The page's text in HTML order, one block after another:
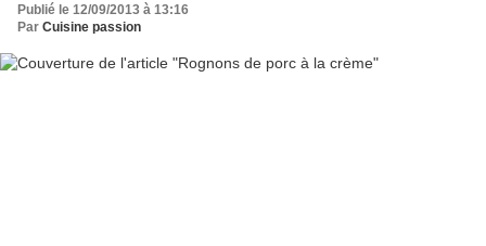
Publié le 12/09/2013 à 13:16
Par Cuisine passion